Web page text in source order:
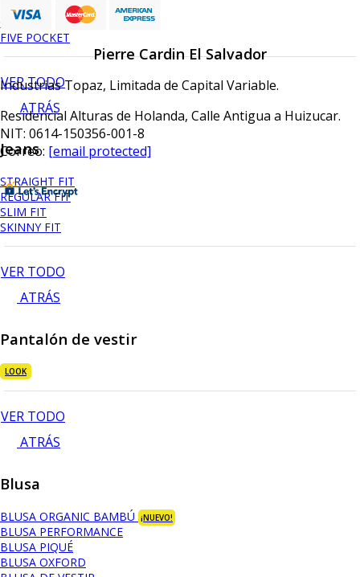
CHINO
FIVE POCKET
VER TODO
ATRÁS
Jeans
STRAIGHT FIT
REGULAR FIT
SLIM FIT
SKINNY FIT
VER TODO
ATRÁS
Pantalón de vestir
LOOK
VER TODO
ATRÁS
Blusa
BLUSA ORGANIC BAMBÚ ¡NUEVO!
BLUSA PERFORMANCE
BLUSA PIQUÉ
BLUSA OXFORD
Pierre Cardin El Salvador
Industrias Topaz, Limitada de Capital Variable.
Residencial Alturas de Holanda, Calle Antigua a Huizucar.
NIT: 0614-150356-001-8
Correo: [email protected]